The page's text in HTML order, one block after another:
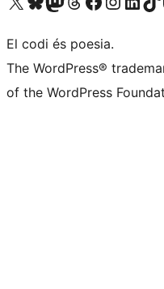
El codi és poesia.
The WordPress®
of the WordPress